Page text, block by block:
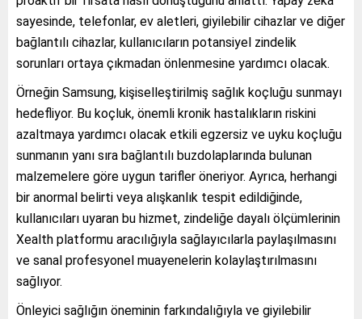
sayesinde, telefonlar, ev aletleri, giyilebilir cihazlar ve diğer
bağlantılı cihazlar, kullanıcıların potansiyel zindelik
sorunları ortaya çıkmadan önlenmesine yardımcı olacak.
Örneğin Samsung, kişiselleştirilmiş sağlık koçluğu sunmayı
hedefliyor. Bu koçluk, önemli kronik hastalıkların riskini
azaltmaya yardımcı olacak etkili egzersiz ve uyku koçluğu
sunmanın yanı sıra bağlantılı buzdolaplarında bulunan
malzemelere göre uygun tarifler öneriyor. Ayrıca, herhangi
bir anormal belirti veya alışkanlık tespit edildiğinde,
kullanıcıları uyaran bu hizmet, zindeliğe dayalı ölçümlerinin
Xealth platformu aracılığıyla sağlayıcılarla paylaşılmasını
ve sanal profesyonel muayenelerin kolaylaştırılmasını
sağlıyor.
Önleyici sağlığın öneminin farkındalığıyla ve giyilebilir